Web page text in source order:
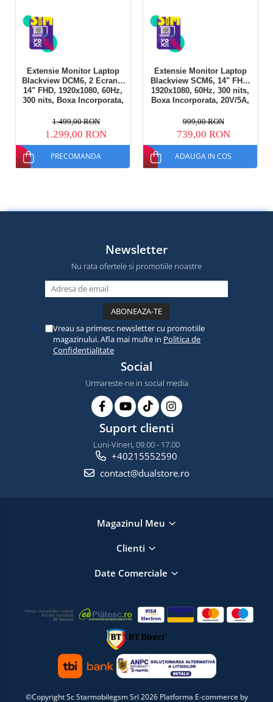
Extensie Monitor Laptop
Blackview DCM6, 2 Ecrane,
14" FHD, 1920x1080, 60Hz,
300 nits, Boxa Incorporata,
USB-C
1.499,00 RON
1.299,00 RON
PRECOMANDA
Extensie Monitor Laptop
Blackview SCM6, 14" FHD,
1920x1080, 60Hz, 300 nits,
Boxa Incorporata, 20V/5A,
999,00 RON
739,00 RON
ADAUGA IN COS
Newsletter
Nu rata ofertele si promotiile noastre
Vreau sa primesc newsletter cu promotiile
magazinului. Afla mai multe in Politica de
Confidentialitate
Social
Urmareste-ne in social media
Suport clienti
Luni-Vineri, 09.00 - 17.00
+40215552590
contact@dualstore.ro
Magazinul Meu
Clienti
Date Comerciale
©Copyright Sc Starmobilegsm Srl 2026 Platforma E-commerce by